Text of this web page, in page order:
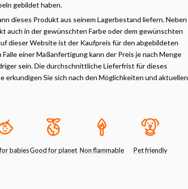
gebildet haben.
dieses Produkt aus seinem Lagerbestand liefern. Neben
auch in der gewünschten Farbe oder dem gewünschten
dieser Website ist der Kaufpreis für den abgebildeten
einer Maßanfertigung kann der Preis je nach Menge
sein. Die durchschnittliche Lieferfrist für dieses
erkundigen Sie sich nach den Möglichkeiten und aktuellen
babiesGood for planet Non flammable Pet friendly